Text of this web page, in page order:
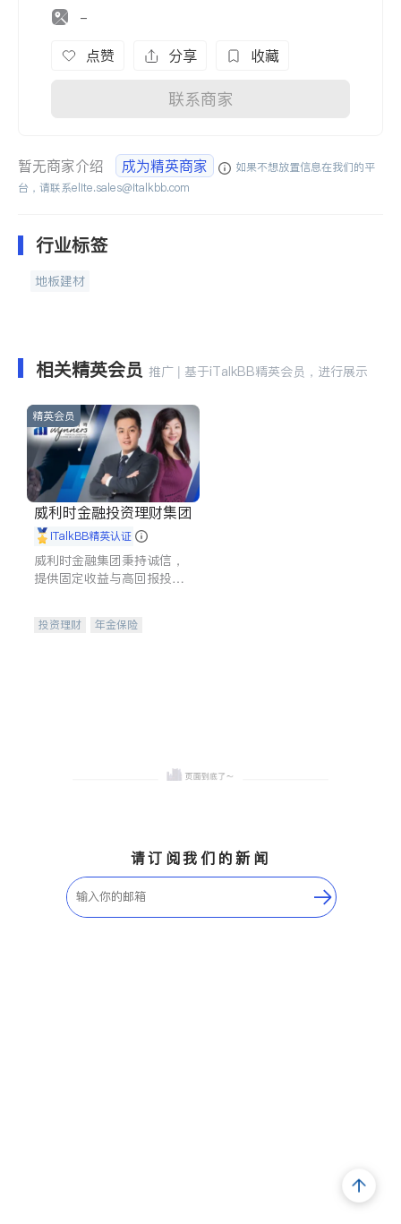
-
点赞 分享 收藏
联系商家
暂无商家介绍 成为精英商家
如果不想放置信息在我们的平
台，请联系elite.sales@italkbb.com
行业标签
地板建材
相关精英会员 推广 | 基于iTalkBB精英会员，进行展示
精英会员
威利时金融投资理财集团
iTalkBB精英认证
威利时金融集团秉持诚信，
提供固定收益与高回报投资
合，助力客户实现目标
投资理财
年金保险
请订阅我们的新闻